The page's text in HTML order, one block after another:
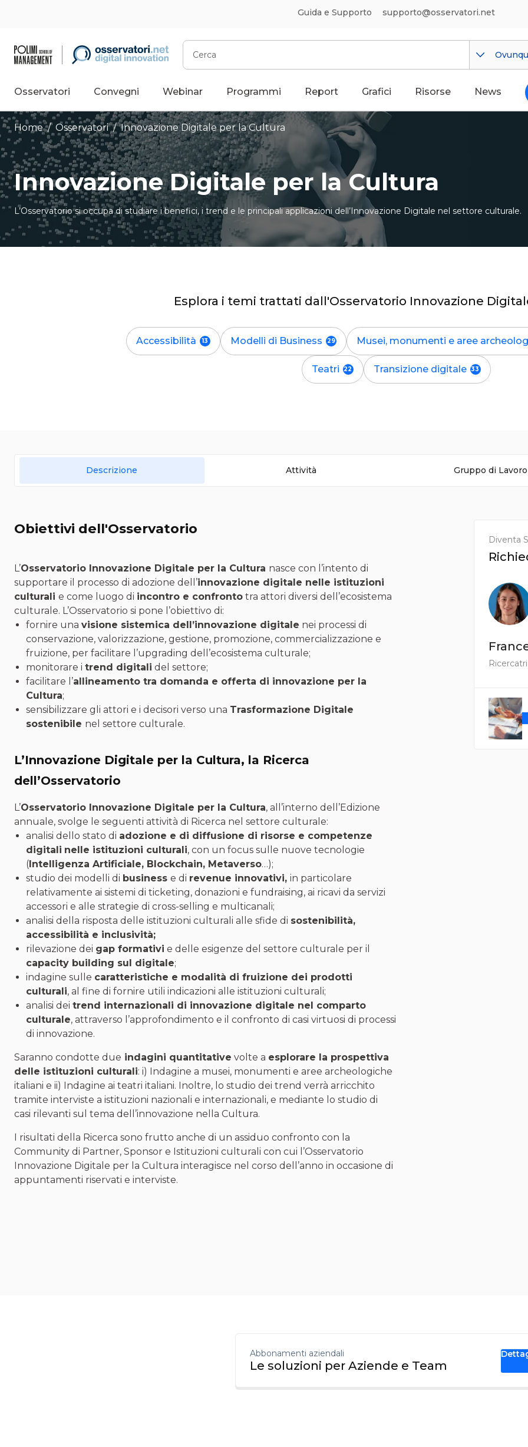
Guida e Supporto supporto@osservatori.net
Cerca
Osservatori Convegni Webinar Programmi Report Grafici Risorse News
Home/ Osservatori/Innovazione Digitale per la Cultura
Innovazione Digitale per la Cultura
L’Osservatorio si occupa di studiare i benefici, i trend e le principali applicazioni dell’Innovazione Digitale nel settore culturale.
Esplora i temi trattati dall'Osservatorio Innovazione
Accessibilità Modelli di Business Musei, monumenti e aree
Teatri Transizione digitale
Descrizione Attività Gruppo di Lavoro
Obiettivi dell'Osservatorio
L’Osservatorio Innovazione Digitale per la Cultura nasce con l’intento di
supportare il processo di adozione dell’innovazione digitale nelle istituzioni
culturali e come luogo di incontro e confronto tra attori diversi dell’ecosistema
culturale. L’Osservatorio si pone l’obiettivo di:
fornire una visione sistemica dell’innovazione digitale nei processi di
conservazione, valorizzazione, gestione, promozione, commercializzazione e
fruizione, per facilitare l’upgrading dell’ecosistema culturale;
monitorare i trend digitali del settore;
facilitare l’allineamento tra domanda e offerta di innovazione per la
Cultura;
sensibilizzare gli attori e i decisori verso una Trasformazione Digitale
sostenibile nel settore culturale.
L’Innovazione Digitale per la Cultura, la Ricerca
dell’Osservatorio
L’Osservatorio Innovazione Digitale per la Cultura, all’interno dell’Edizione
annuale, svolge le seguenti attività di Ricerca nel settore culturale:
analisi dello stato di adozione e di diffusione di risorse e competenze
digitali nelle istituzioni culturali, con un focus sulle nuove tecnologie
(Intelligenza Artificiale, Blockchain, Metaverso…);
studio dei modelli di business e di revenue innovativi, in particolare
relativamente ai sistemi di ticketing, donazioni e fundraising, ai ricavi da servizi
accessori e alle strategie di cross-selling e multicanali;
analisi della risposta delle istituzioni culturali alle sfide di sostenibilità,
accessibilità e inclusività;
rilevazione dei gap formativi e delle esigenze del settore culturale per il
capacity building sul digitale;
indagine sulle caratteristiche e modalità di fruizione dei prodotti
culturali, al fine di fornire utili indicazioni alle istituzioni culturali;
analisi dei trend internazionali di innovazione digitale nel comparto
culturale, attraverso l’approfondimento e il confronto di casi virtuosi di processi
di innovazione.
Saranno condotte due indagini quantitative volte a esplorare la prospettiva
delle istituzioni culturali: i) Indagine a musei, monumenti e aree archeologiche
italiani e ii) Indagine ai teatri italiani. Inoltre, lo studio dei trend verrà arricchito
tramite interviste a istituzioni nazionali e internazionali, e mediante lo studio di
casi rilevanti sul tema dell’innovazione nella Cultura.
I risultati della Ricerca sono frutto anche di un assiduo confronto con la
Community di Partner, Sponsor e Istituzioni culturali con cui l’Osservatorio
Innovazione Digitale per la Cultura interagisce nel corso dell’anno in occasione di
appuntamenti riservati e interviste.
Diventa
Abbonamenti aziendali
Le soluzioni per Aziende e Team